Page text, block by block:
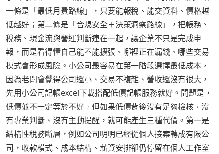
一條是「最低月費路線」，只要能報稅、能交資料、價格越
低越好；第二條是「合規安全＋決策洞察路線」，把帳務、
稅務、現金流與營運判斷連在一起，讓企業不只是完成申
報，而是看得懂自己能不能擴張、哪裡正在漏錢、哪些交易
模式會形成風險。小公司最容易在第一階段選擇最低成本，
因為老闆會覺得公司還小、交易不複雜、營收還沒有很大，
先用小公司記帳excel下載搭配低價記帳服務就好。問題是，
低價並不一定等於不好，但如果低價背後沒有足夠檢核、沒
有專業判斷、沒有主動提醒，就可能產生三種代價。第一是
結構性稅務斷層，例如公司明明已經從個人接案轉成有限公
司，收款模式、成本結構、薪資安排卻仍停留在個人工作室